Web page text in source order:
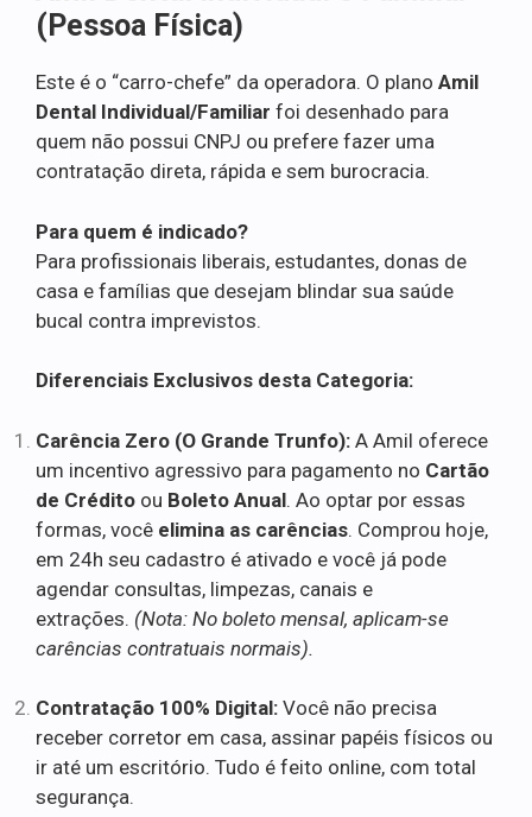
(Pessoa Física)
Este é o “carro-chefe” da operadora. O plano Amil
Dental Individual/Familiar foi desenhado para
quem não possui CNPJ ou prefere fazer uma
contratação direta, rápida e sem burocracia.
Para quem é indicado?
Para profissionais liberais, estudantes, donas de
casa e famílias que desejam blindar sua saúde
bucal contra imprevistos.
Diferenciais Exclusivos desta Categoria:
Carência Zero (O Grande Trunfo): A Amil oferece
um incentivo agressivo para pagamento no Cartão
de Crédito ou Boleto Anual. Ao optar por essas
formas, você elimina as carências. Comprou hoje,
em 24h seu cadastro é ativado e você já pode
agendar consultas, limpezas, canais e
extrações. (Nota: No boleto mensal, aplicam-se
carências contratuais normais).
Contratação 100% Digital: Você não precisa
receber corretor em casa, assinar papéis físicos ou
ir até um escritório. Tudo é feito online, com total
segurança.